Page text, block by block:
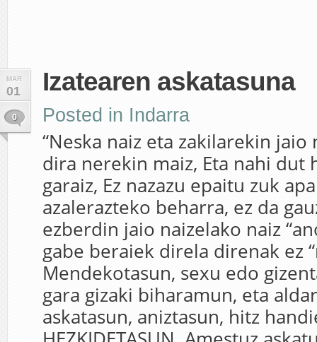
MAR
01
0
Izatearen askatasuna
Posted in Indarra
“Neska naiz eta zakilarekin jaio
dira nerekin maiz, Eta nahi dut
garaiz, Ez nazazu epaitu zuk
azalerazteko beharra, ez da
ezberdin jaio naizelako naiz
gabe beraiek direla direnak ez
Mendekotasun, sexu edo
gara gizaki biharamun, eta
askatasun, aniztasun, hitz